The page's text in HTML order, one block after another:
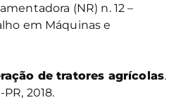
(NR) n. 12 –
em Máquinas e
de tratores agrícolas.
2018.